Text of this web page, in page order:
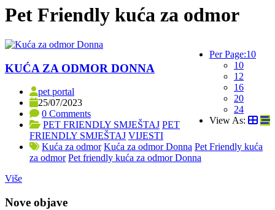
Pet Friendly kuća za odmor
Per Page:10
10
12
16
20
24
View As:
KUĆA ZA ODMOR DONNA
pet portal
25/07/2023
0 Comments
PET FRIENDLY SMJEŠTAJ PET
FRIENDLY SMJEŠTAJ VIJESTI
Kuća za odmor Kuća za odmor Donna Pet Friendly kuća
za odmor Pet friendly kuća za odmor Donna
Više
Nove objave